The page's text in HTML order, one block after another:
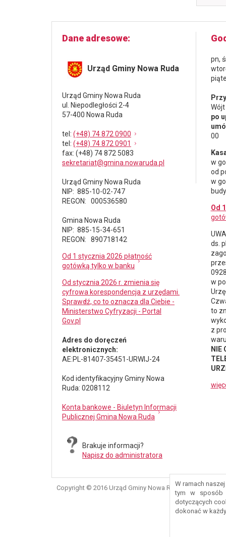
W ramach
tym w sposób
dotyczących
dokonać w
Dane adresowe
Urząd Gminy Nowa Ruda
Urząd Gminy Nowa Ruda
ul. Niepodległości 2-4
57-400 Nowa Ruda
tel : (+48) 74 872 0900
tel : (+48) 74 872 0901
fax: (+48) 74 872 5083
sekretariat@gmina.nowaruda.pl
Urząd Gminy Nowa Ruda
NIP: 885-10-02-747
REGON: 000536580
Gmina Nowa Ruda
NIP: 885-15-34-651
REGON: 890718142
Od 1 stycznia 2026 płatność
gotówką tylko w banku
Od stycznia 2026 r. zmienia się
cyfrowa korespondencja z urzędami.
Sprawdź, co to oznacza dla Ciebie -
Ministerstwo Cyfryzacji - Portal
Gov.pl
Adres do doręczeń
elektronicznych:
AE:PL-81407-35451-URWIJ-24
Kod identyfikacyjny Gminy Nowa
Ruda: 0208112
Konta bankowe - Biuletyn Informacji
Publicznej Gmina Nowa Ruda
Brakuje informacji?
Napisz do administratora
pn,
po
00
w
od
w
Od
ds.
w
to
z
NIE
Copyright © 2016 Urząd Gminy Nowa Ruda